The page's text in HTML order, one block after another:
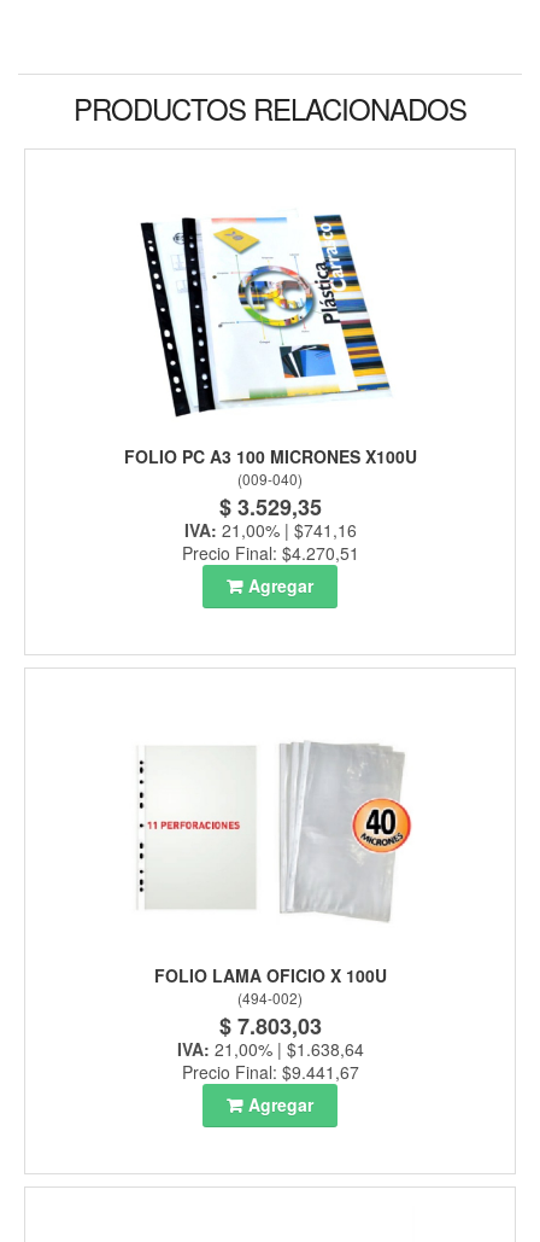
PRODUCTOS RELACIONADOS
FOLIO PC A3 100 MICRONES X100U
(009-040)
$ 3.529,35
IVA: 21,00% | $741,16
Precio Final: $4.270,51
Agregar
FOLIO LAMA OFICIO X 100U
(494-002)
$ 7.803,03
IVA: 21,00% | $1.638,64
Precio Final: $9.441,67
Agregar